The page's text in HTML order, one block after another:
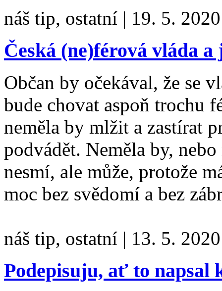
náš tip, ostatní | 19. 5. 2020
Česká (ne)férová vláda
Občan by očekával, že se
bude chovat aspoň trochu
neměla by mlžit a zastírat
podvádět. Neměla by,
nesmí, ale může, protože
moc bez svědomí a bez
náš tip, ostatní | 13. 5. 2020
Podepisuju, ať to napsal